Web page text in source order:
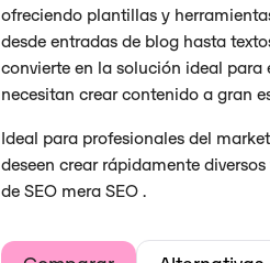
ofreciendo plantillas y
desde entradas de blog hasta
convierte en la solución ideal para
necesitan crear contenido a gran
Ideal para profesionales del
deseen crear rápidamente
de SEO mera SEO .